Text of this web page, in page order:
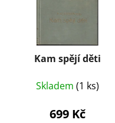
Kam spějí děti
Skladem (1 ks)
699 Kč